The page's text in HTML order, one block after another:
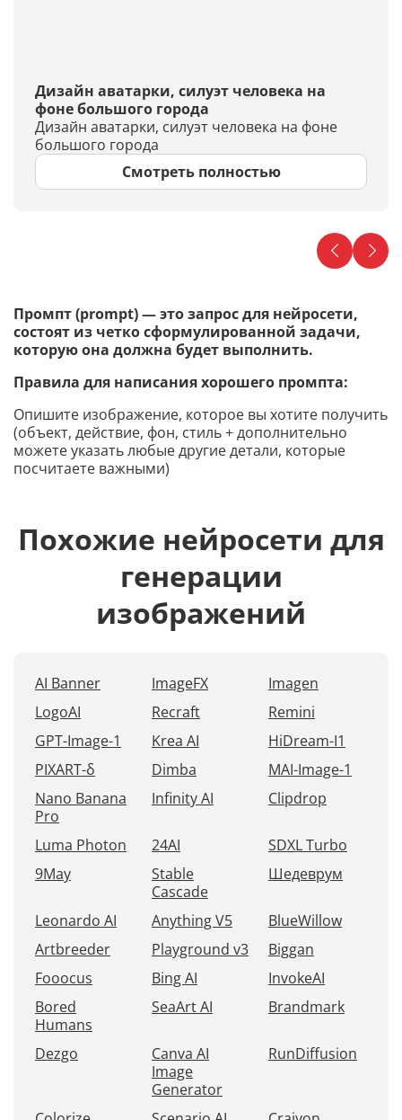
Дизайн аватарки, силуэт человека на
фоне большого города
Дизайн аватарки, силуэт человека на фоне
большого города
Смотреть полностью
Промпт (prompt) — это запрос для нейросети,
состоят из четко сформулированной задачи,
которую она должна будет выполнить.
Правила для написания хорошего промпта:
Опишите изображение, которое вы хотите получить
(объект, действие, фон, стиль + дополнительно
можете указать любые другие детали, которые
посчитаете важными)
Похожие нейросети для
генерации
изображений
AI Banner ImageFX
Imagen
LogoAI
Recraft
Remini
GPT-Image-1
Krea AI
HiDream-I1
PIXART-δ
Dimba
MAI-Image-1
Nano Banana
Pro
Infinity AI Clipdrop
Luma Photon 24AI
SDXL Turbo
9May
Stable
Cascade
Шедеврум
Leonardo AI Anything V5
BlueWillow
Artbreeder
Playground v3
Biggan
Fooocus
Bing AI
InvokeAI
Bored
Humans
SeaArt AI Brandmark
Dezgo
Canva AI
Image
Generator
RunDiffusion